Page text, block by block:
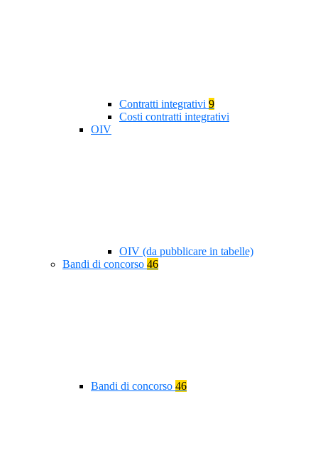
Contratti integrativi 9
Costi contratti integrativi
OIV
OIV (da pubblicare in tabelle)
Bandi di concorso 46
Bandi di concorso 46